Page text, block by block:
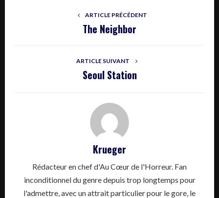
ARTICLE PRÉCÉDENT
The Neighbor
ARTICLE SUIVANT
Seoul Station
Krueger
Rédacteur en chef d'Au Cœur de l'Horreur. Fan
inconditionnel du genre depuis trop longtemps pour
l'admettre, avec un attrait particulier pour le gore, le